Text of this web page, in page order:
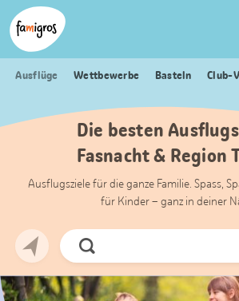
Sprungmarken
Navigation
Header
Logo
Ausflüge Wettbewerbe Basteln Club-
Die besten
Fasnacht & Region
Ausflugsziele für die ganze Familie. Spass,
für Kinder – ganz in deiner
Jetzt
Suchen